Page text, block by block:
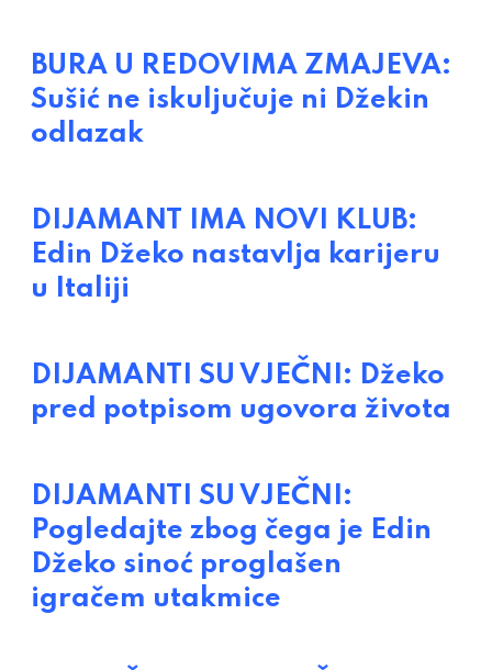
BURA U REDOVIMA ZMAJEVA:
Sušić ne iskuljučuje ni Džekin
odlazak
DIJAMANT IMA NOVI KLUB:
Edin Džeko nastavlja karijeru
u Italiji
DIJAMANTI SU VJEČNI: Džeko
pred potpisom ugovora života
DIJAMANTI SU VJEČNI:
Pogledajte zbog čega je Edin
Džeko sinoć proglašen
igračem utakmice